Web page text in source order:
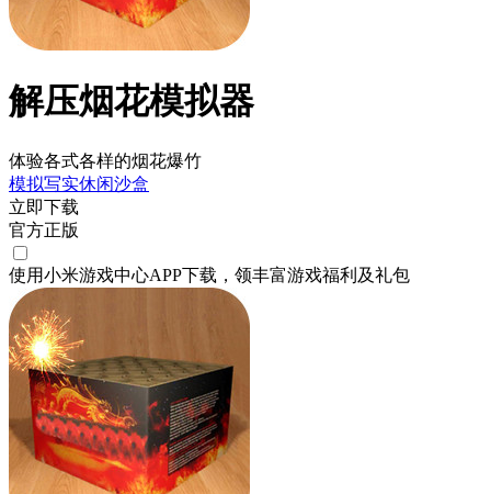
解压烟花模拟器
体验各式各样的烟花爆竹
模拟写实休闲沙盒
立即下载
官方正版
使用小米游戏中心APP下载 ，领丰富游戏福利 及礼包